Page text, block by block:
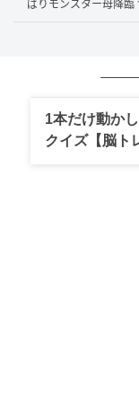
ウーマンエキサイト
■勝手に洗わ
ばりモンスター母降臨
1本だけ動か
クイズ【脳ト